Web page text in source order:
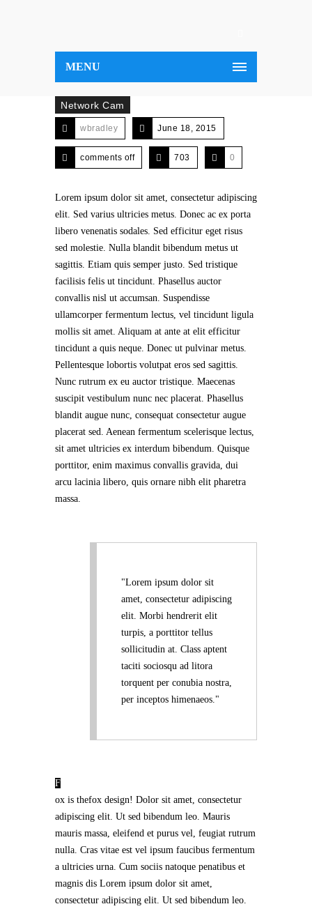
MENU
Network Cam
wbradley June 18, 2015
comments off 703 0
Lorem ipsum dolor sit amet, consectetur adipiscing
elit. Sed varius ultricies metus. Donec ac ex porta
libero venenatis sodales. Sed efficitur eget risus
sed molestie. Nulla blandit bibendum metus ut
sagittis. Etiam quis semper justo. Sed tristique
facilisis felis ut tincidunt. Phasellus auctor
convallis nisl ut accumsan. Suspendisse
ullamcorper fermentum lectus, vel tincidunt ligula
mollis sit amet. Aliquam at ante at elit efficitur
tincidunt a quis neque. Donec ut pulvinar metus.
Pellentesque lobortis volutpat eros sed sagittis.
Nunc rutrum ex eu auctor tristique. Maecenas
suscipit vestibulum nunc nec placerat. Phasellus
blandit augue nunc, consequat consectetur augue
placerat sed. Aenean fermentum scelerisque lectus,
sit amet ultricies ex interdum bibendum. Quisque
porttitor, enim maximus convallis gravida, dui
arcu lacinia libero, quis ornare nibh elit pharetra
massa.
Lorem ipsum dolor sit
amet, consectetur adipiscing
elit. Morbi hendrerit elit
turpis, a porttitor tellus
sollicitudin at. Class aptent
taciti sociosqu ad litora
torquent per conubia nostra,
per inceptos himenaeos.
F
ox is thefox design! Dolor sit amet, consectetur
adipiscing elit. Ut sed bibendum leo. Mauris
mauris massa, eleifend et purus vel, feugiat rutrum
nulla. Cras vitae est vel ipsum faucibus fermentum
a ultricies urna. Cum sociis natoque penatibus et
magnis dis Lorem ipsum dolor sit amet,
consectetur adipiscing elit. Ut sed bibendum leo.